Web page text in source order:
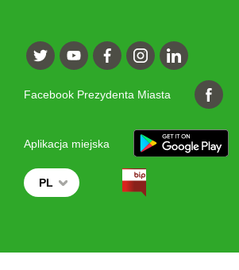
Facebook Prezydenta Miasta
Aplikacja miejska
PL